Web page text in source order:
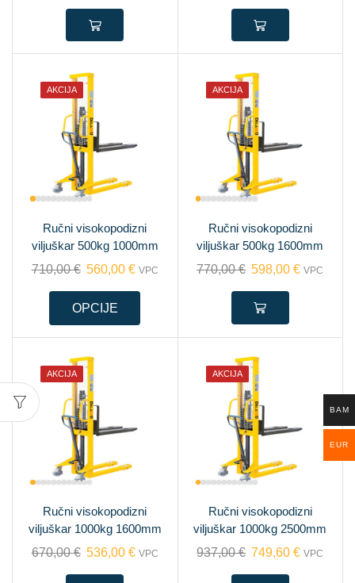
AKCIJA
Ručni visokopodizni
viljuškar 500kg 1000mm
710,00€ 560,00 € VPC
OPCIJE
AKCIJA
Ručni visokopodizni
viljuškar 500kg 1600mm
770,00€ 598,00€ VPC
AKCIJA
Ručni visokopodizni
viljuškar 1000kg 1600mm
670,00€ 536,00 € VPC
AKCIJA
Ručni visokopodizni
viljuškar 1000kg 2500mm
937,00€ 749,60€ VPC
BAM
EUR